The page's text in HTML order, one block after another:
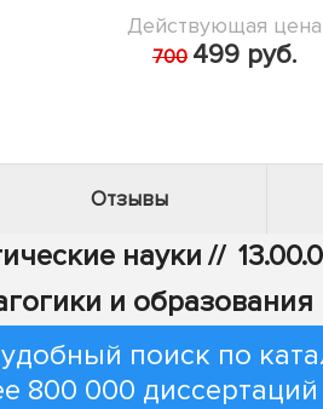
Действующая цена
700 499 руб.
Отзывы
науки //
и образования
поиск по
800 000 диссертаций